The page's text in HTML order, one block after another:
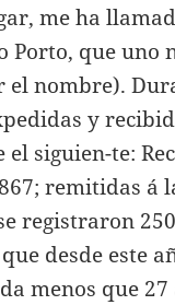
me ha
Porto, que uno
nombre).
y
siguien-te:
remitidas á
registraron
desde este
menos que